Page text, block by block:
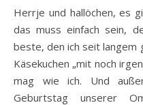
Herrje und hallöchen, es gibt schon wieder Kuchen!!! Aber
das muss einfach sein,
beste, den ich seit langem
Käsekuchen „mit noch
mag wie ich. Und
Geburtstag unserer